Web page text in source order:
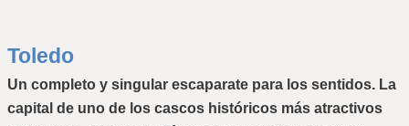
Toledo
Un completo y singular escaparate para los sentidos. La
capital de uno de los cascos históricos más atractivos